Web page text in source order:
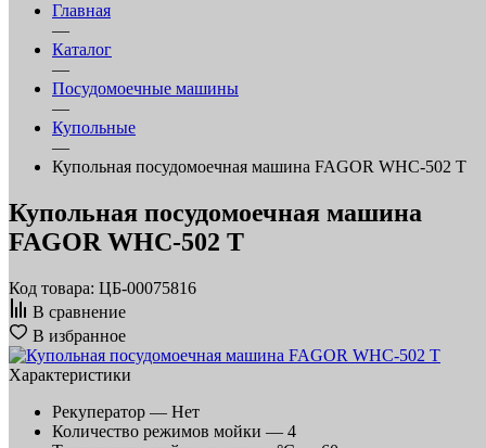
Главная
—
Каталог
—
Посудомоечные машины
—
Купольные
—
Купольная посудомоечная машина FAGOR WHC-502 T
Купольная посудомоечная машина
FAGOR WHC-502 T
Код товара: ЦБ-00075816
В сравнение
В избранное
Характеристики
Рекуператор — Нет
Количество режимов мойки — 4